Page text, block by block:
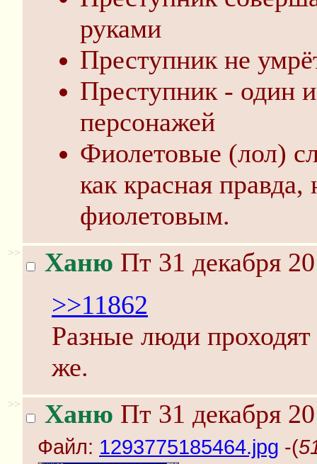
руками
Преступник не
Преступник - один
персонажей
Фиолетовые (лол)
как красная
фиолетовым.
>> Ханю Пт 31 декабря
>>11862
Разные люди
же.
>> Ханю Пт 31 декабря
Файл: 1293775185464.jpg -(